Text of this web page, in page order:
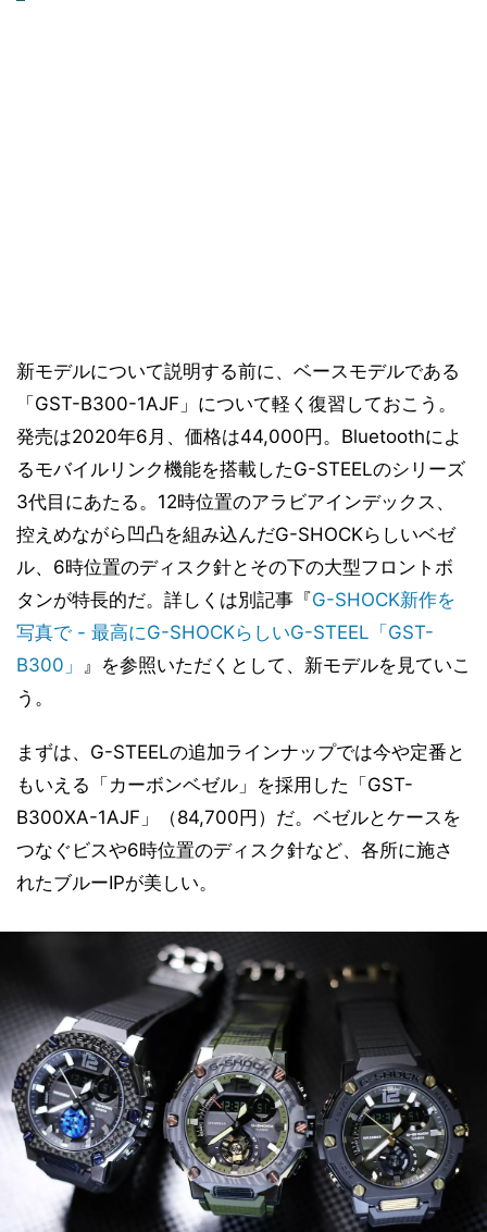
新モデルについて説明する前に、ベースモデルである
「GST-B300-1AJF」について軽く復習しておこう。
発売は2020年6月、価格は44,000円。Bluetoothによ
るモバイルリンク機能を搭載したG-STEELのシリーズ
3代目にあたる。12時位置のアラビアインデックス、
控えめながら凹凸を組み込んだG-SHOCKらしいベゼ
ル、6時位置のディスク針とその下の大型フロントボ
タンが特長的だ。詳しくは別記事『G-SHOCK新作を
写真で - 最高にG-SHOCKらしいG-STEEL「GST-
B300」
』を参照いただくとして、新モデルを見ていこ
う。
まずは、G-STEELの追加ラインナップでは今や定番と
もいえる「カーボンベゼル」を採用した「GST-
B300XA-1AJF」（84,700円）だ。ベゼルとケースを
つなぐビスや6時位置のディスク針など、各所に施さ
れたブルーIPが美しい。